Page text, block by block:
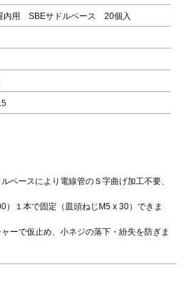
用 SBEサドルベース 20個入
ベースにより電線管のＳ字曲げ加工不要、
）１本で固定（皿頭ねじM5 x 30）できま
ーで仮止め、小ネジの落下・紛失を防ぎま